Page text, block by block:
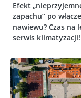
Efekt
zapachu” po
nawiewu? Czas na
serwis klimatyzacji!